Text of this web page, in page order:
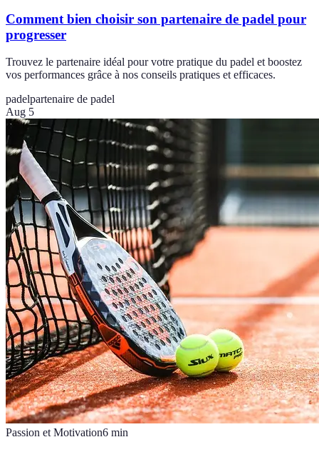
Comment bien choisir son partenaire de padel pour
progresser
Trouvez le partenaire idéal pour votre pratique du padel et boostez
vos performances grâce à nos conseils pratiques et efficaces.
padelpartenaire de padel
Aug 5
Passion et Motivation6 min